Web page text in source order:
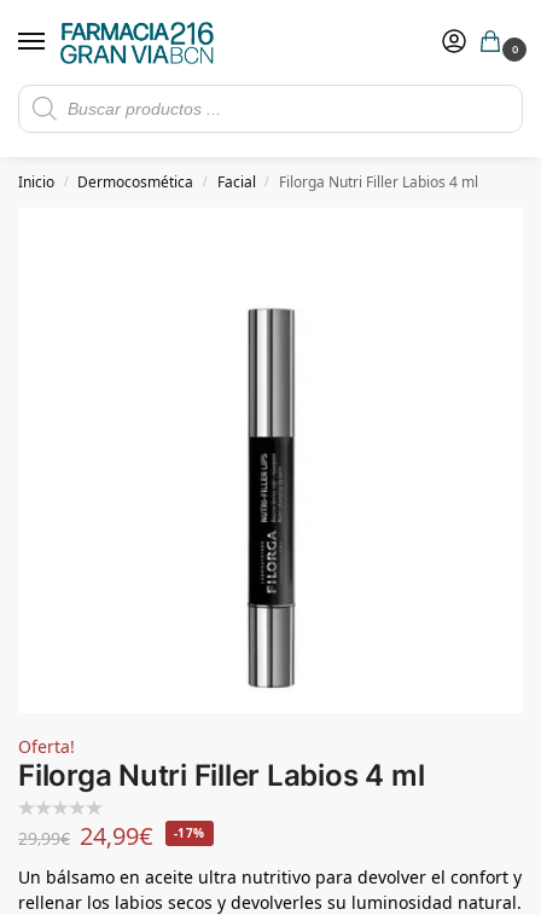
0
Rebajas de verano hasta -30%
​ 5€ de descuento con el cupón 5GRANVIA (compras superiores a 150€)
Inicio / Dermocosmética / Facial / Filorga Nutri Filler Labios 4 ml
Oferta!
Filorga Nutri Filler Labios 4 ml
29,99€ 24,99€ -17%
Un bálsamo en aceite ultra nutritivo para devolver el confort y
rellenar los labios secos y devolverles su luminosidad natural.